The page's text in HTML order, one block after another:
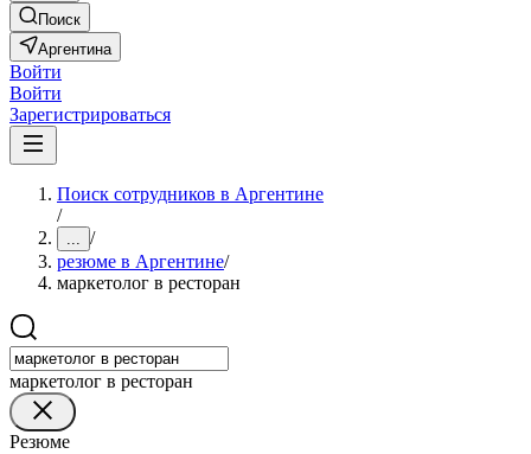
Поиск
Аргентина
Войти
Войти
Зарегистрироваться
Поиск сотрудников в Аргентине
/
... /
резюме в Аргентине/
маркетолог в ресторан
маркетолог в ресторан
Резюме